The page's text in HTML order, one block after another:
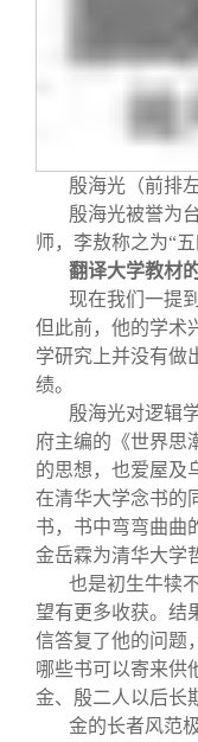
殷海光（前排
殷海光被誉为
师，李敖称之为“
翻译大学教材
现在我们一提
但此前，他的学术
学研究上并没有做
绩。
殷海光对逻辑
府主编的《世界思
的思想，也爱屋及
在清华大学念书的
书，书中弯弯曲曲
金岳霖为清华大学
也是初生牛犊
望有更多收获。结
信答复了他的问题
哪些书可以寄来供
金、殷二人以后长
金的长者风范